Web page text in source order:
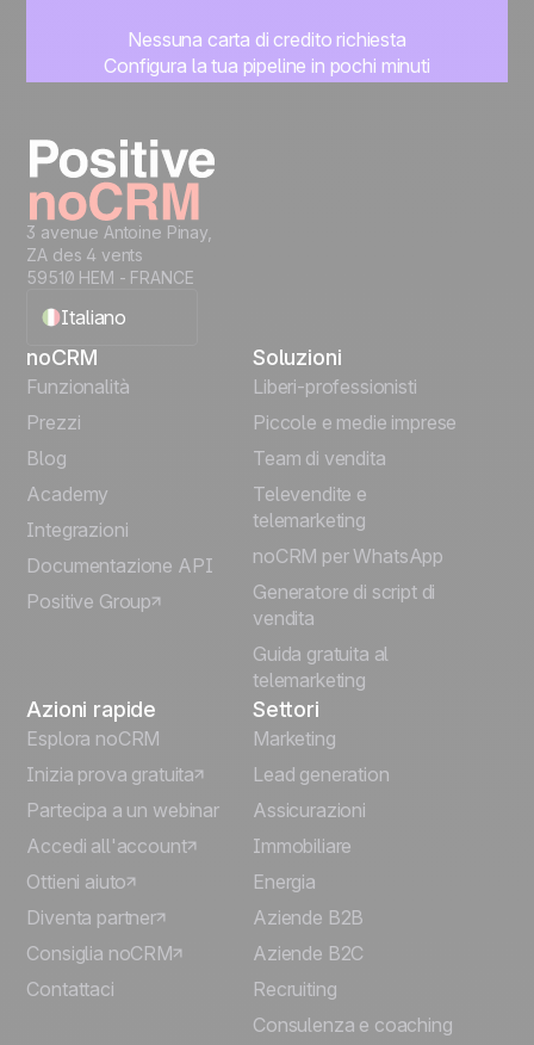
Nessuna carta di credito richiesta
Configura la tua pipeline in pochi minuti
3 avenue Antoine Pinay,
ZA des 4 vents
59510 HEM - FRANCE
Italiano
English
Español
Português
Deutsch
noCRM
Funzionalità
Prezzi
Blog
Academy
Integrazioni
Documentazione API
Positive Group
Soluzioni
Liberi-professionisti
Piccole e medie imprese
Team di vendita
Televendite e
telemarketing
noCRM per WhatsApp
Generatore di script di
vendita
Guida gratuita al
telemarketing
Azioni rapide
Esplora noCRM
Inizia prova gratuita
Partecipa a un webinar
Accedi all'account
Ottieni aiuto
Diventa partner
Consiglia noCRM
Contattaci
Settori
Marketing
Lead generation
Assicurazioni
Immobiliare
Energia
Aziende B2B
Aziende B2C
Recruiting
Consulenza e coaching